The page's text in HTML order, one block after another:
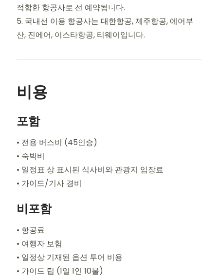
적합한 항공사로 선 예약됩니다.
5. 국내선 이용 항공사는 대한항공, 제주항공, 에어부
산, 진에어, 이스타항공, 티웨이입니다.
비용
포함
• 전용 버스비 (45인승)
• 숙박비
• 일정표 상 표시된 식사비와 관광지 입장료
• 가이드/기사 경비
비포함
• 항공료
• 여행자 보험
• 일정상 기재된 옵션 투어 비용
• 가이드 팁 (1일 1인 10불)